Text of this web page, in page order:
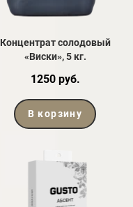
Концентрат солодовый
«Виски», 5 кг.
1250 руб.
В корзину